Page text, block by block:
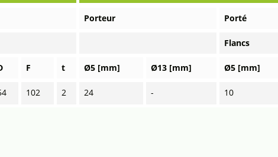
Porteur Porté
Flancs
F t Ø5 [mm] Ø13 [mm] Ø5 [mm]
102 2 24 - 10